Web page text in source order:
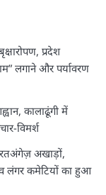
प्रदेश
लगाने और पर्यावरण
कालाढूंगी में
विमर्श
अखाड़ों,
व लंगर कमेटियों का हुआ